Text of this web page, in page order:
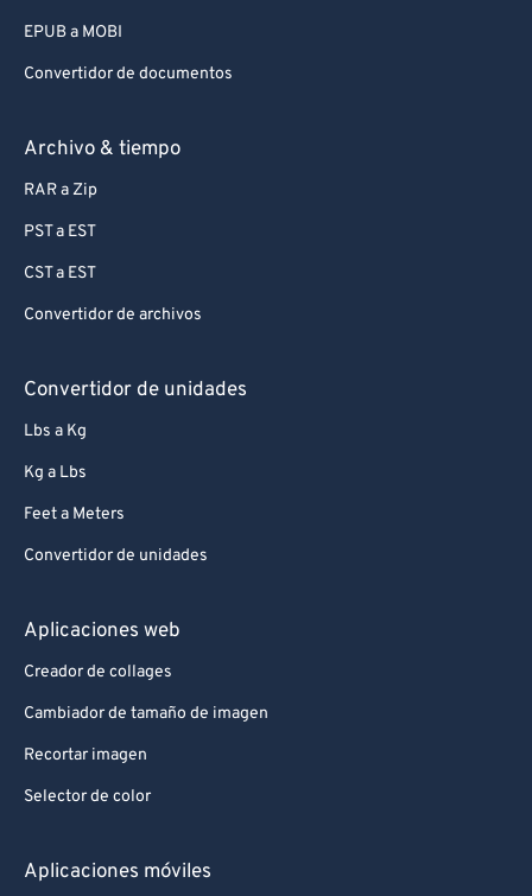
EPUB a MOBI
Convertidor de documentos
Archivo & tiempo
RAR a Zip
PST a EST
CST a EST
Convertidor de archivos
Convertidor de unidades
Lbs a Kg
Kg a Lbs
Feet a Meters
Convertidor de unidades
Aplicaciones web
Creador de collages
Cambiador de tamaño de imagen
Recortar imagen
Selector de color
Aplicaciones móviles